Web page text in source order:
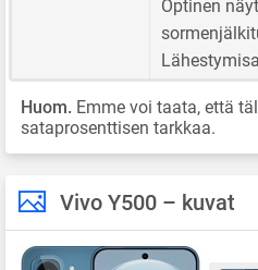
Optinen
Huom. Emme voi taata, että
sataprosenttisen tarkkaa.
Vivo Y500 – kuvat